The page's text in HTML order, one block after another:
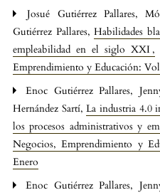
Josué Gutiérrez Pallares,
Gutiérrez Pallares,Habilidades
empleabilidad en el siglo XXI
Emprendimiento y Educación:
Enoc Gutiérrez Pallares,
Hernández Sartí,La industria 4.0
los procesos administrativos y
Negocios, Emprendimiento y
Enero
Enoc Gutiérrez Pallares,